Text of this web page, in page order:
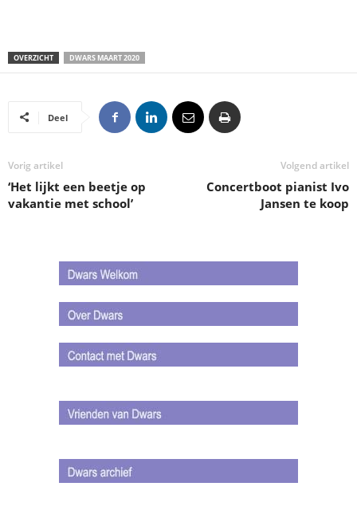
OVERZICHT DWARS MAART 2020
Deel
Vorig artikel
‘Het lijkt een beetje op
vakantie met school’
Volgend artikel
Concertboot pianist Ivo
Jansen te koop